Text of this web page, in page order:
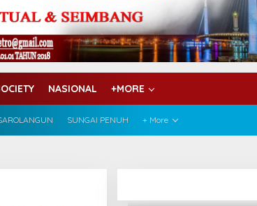
NASIONAL +MORE
SUNGAI PENUH + More